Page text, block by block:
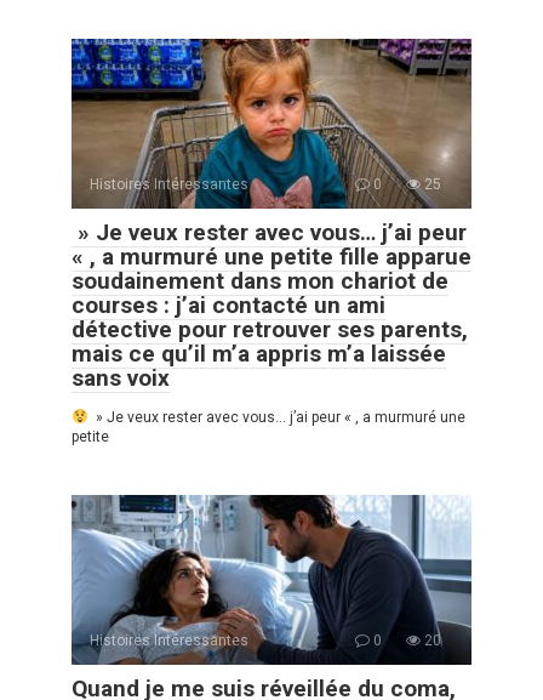
Histoires Intéressantes 0 25
» Je veux rester avec vous… j’ai peur
« , a murmuré une petite fille apparue
soudainement dans mon chariot de
courses : j’ai contacté un ami
détective pour retrouver ses parents,
mais ce qu’il m’a appris m’a laissée
sans voix
» Je veux rester avec vous… j’ai peur « , a murmuré une
petite
Histoires Intéressantes 0 20
Quand je me suis réveillée du coma,